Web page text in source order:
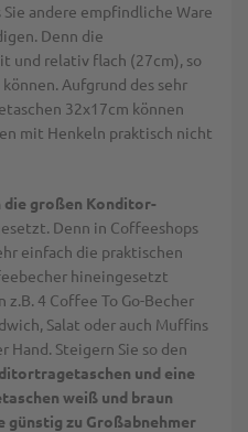
andere empfindliche Ware
Denn die
und relativ flach (27cm), so
Aufgrund des sehr
32x17cm können
mit Henkeln praktisch nicht
großen Konditor-
Denn in Coffeeshops
einfach die praktischen
hineingesetzt
z.B. 4 Coffee To Go-Becher
Salat oder auch Muffins
Hand. Steigern Sie so den
und eine
weiß und braun
günstig zu Großabnehmer